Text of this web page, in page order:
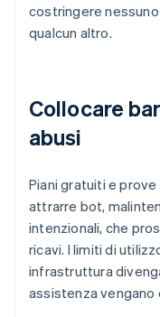
costringere
qualcun altro.
Collocare
abusi
Piani gratuiti e
attrarre bot,
intenzionali, che
ricavi. I limiti di
infrastruttura
assistenza vengano